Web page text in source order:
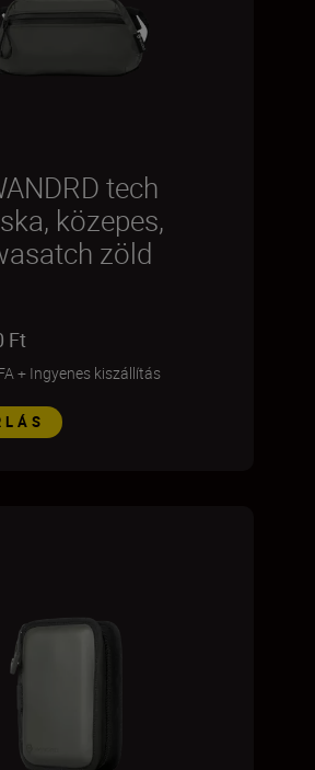
tech
közepes,
zöld
Ft
+ Ingyenes kiszállítás